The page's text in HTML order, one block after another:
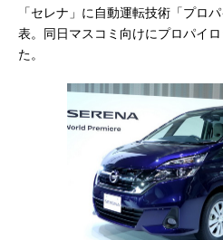
「セレナ」に自動運転技術「プロ
表。同日マスコミ向けにプロパイ
た。